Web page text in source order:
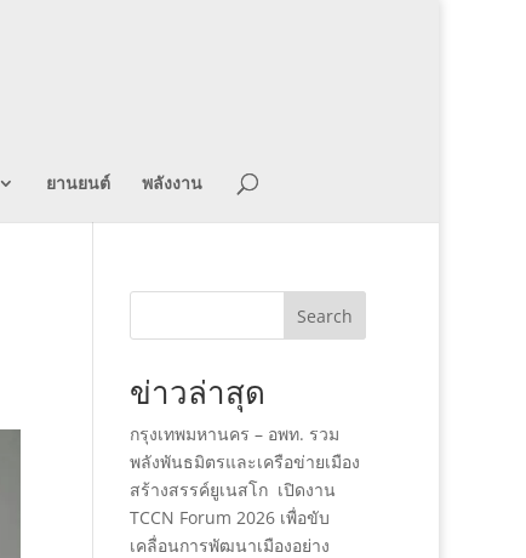
ยานยนต์ พลังงาน
Search
ข่าวล่าสุด
กรุงเทพมหานคร – อพท. รวม
พลังพันธมิตรและเครือข่ายเมือง
สร้างสรรค์ยูเนสโก เปิดงาน
TCCN Forum 2026 เพื่อขับ
เคลื่อนการพัฒนาเมืองอย่าง